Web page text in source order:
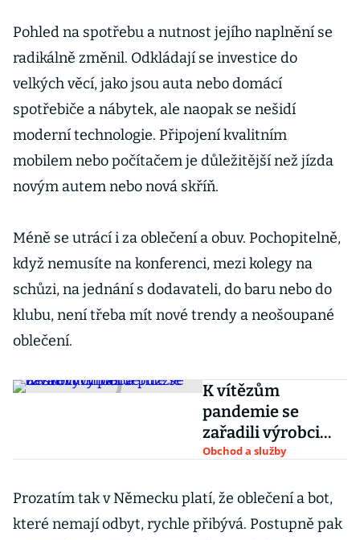
Pohled na spotřebu a nutnost jejího naplnění se
radikálně změnil. Odkládají se investice do
velkých věcí, jako jsou auta nebo domácí
spotřebiče a nábytek, ale naopak se nešidí
moderní technologie. Připojení kvalitním
mobilem nebo počítačem je důležitější než jízda
novým autem nebo nová skříň.
Méně se utrácí i za oblečení a obuv. Pochopitelně,
když nemusíte na konferenci, mezi kolegy na
schůzi, na jednání s dodavateli, do baru nebo do
klubu, není třeba mít nové trendy a neošoupané
oblečení.
K vítězům
pandemie se
zařadili výrobci
deskových her a
Obchod a služby
Prozatím tak v Německu platí, že oblečení a bot,
které nemají odbyt, rychle přibývá. Postupně pak